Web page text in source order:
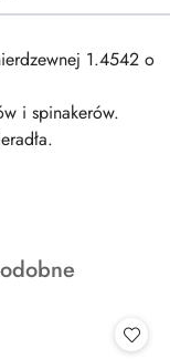
1.4542 o
i spinakerów.